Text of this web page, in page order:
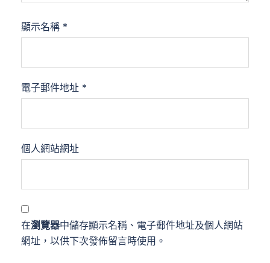
顯示名稱 *
電子郵件地址 *
個人網站網址
在瀏覽器中儲存顯示名稱、電子郵件地址及個人網站
網址，以供下次發佈留言時使用。